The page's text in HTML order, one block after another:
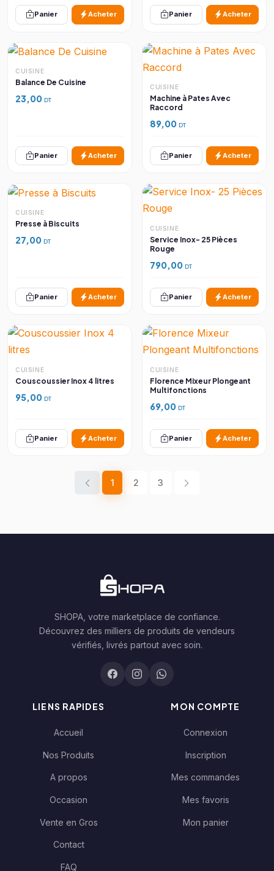
Panier Acheter Panier Acheter
CUISINE
Balance De Cuisine
23,00 DT
Panier Acheter
CUISINE
Machine à Pates Avec
Raccord
89,00 DT
Panier Acheter
CUISINE
Presse à Biscuits
27,00 DT
Panier Acheter
CUISINE
Service Inox- 25 Pièces
Rouge
790,00 DT
Panier Acheter
CUISINE
Couscoussier Inox 4 litres
95,00 DT
Panier Acheter
CUISINE
Florence Mixeur Plongeant
Multifonctions
69,00 DT
Panier Acheter
1 2 3
SHOPA, votre marketplace de confiance.
Découvrez des milliers de produits de vendeurs
vérifiés, livrés partout avec soin.
LIENS RAPIDES
Accueil
Nos Produits
A propos
Occasion
Vente en Gros
Contact
FAQ
MON COMPTE
Connexion
Inscription
Mes commandes
Mes favoris
Mon panier